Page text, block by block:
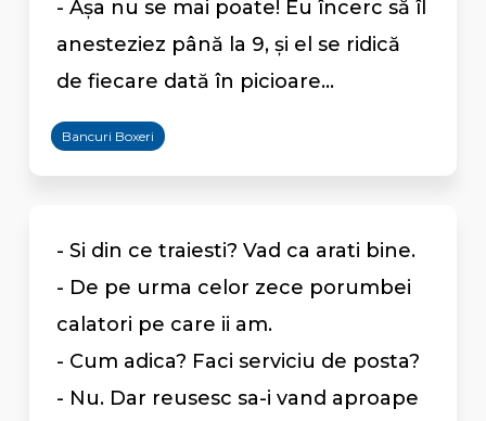
- Aşa nu se mai poate! Eu încerc să îl
anesteziez până la 9, şi el se ridică
de fiecare dată în picioare...
Bancuri Boxeri
- Si din ce traiesti? Vad ca arati bine.
- De pe urma celor zece porumbei
calatori pe care ii am.
- Cum adica? Faci serviciu de posta?
- Nu. Dar reusesc sa-i vand aproape